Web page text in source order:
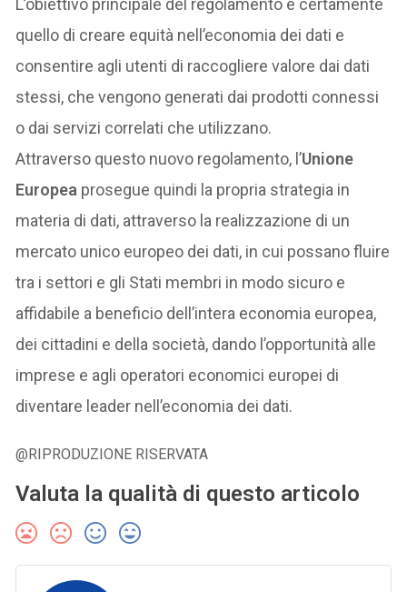
L’obiettivo principale del regolamento è certamente
quello di creare equità nell’economia dei dati e
consentire agli utenti di raccogliere valore dai dati
stessi, che vengono generati dai prodotti connessi
o dai servizi correlati che utilizzano.
Attraverso questo nuovo regolamento, l’Unione
Europea prosegue quindi la propria strategia in
materia di dati, attraverso la realizzazione di un
mercato unico europeo dei dati, in cui possano fluire
tra i settori e gli Stati membri in modo sicuro e
affidabile a beneficio dell’intera economia europea,
dei cittadini e della società, dando l’opportunità alle
imprese e agli operatori economici europei di
diventare leader nell’economia dei dati.
@RIPRODUZIONE RISERVATA
Valuta la qualità di questo articolo